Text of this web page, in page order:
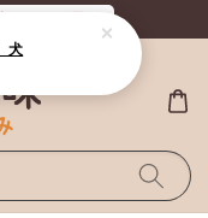
好的選擇
犬